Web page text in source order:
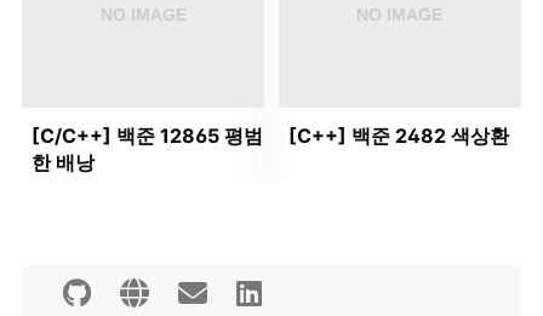
[C/C++] 백준 12865 평범
한 배낭
[C++] 백준 2482 색상환